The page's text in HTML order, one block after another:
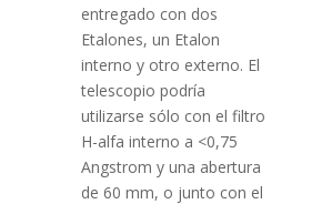
entregado con dos
Etalones, un Etalon
interno y otro externo. El
telescopio podría
utilizarse sólo con el filtro
H-alfa interno a <0,75
Angstrom y una abertura
de 60 mm, o junto con el